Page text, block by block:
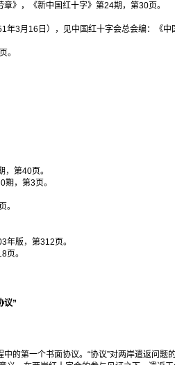
》，《新中国红十字》第24期，第30页。
年3月16日），见中国红十字会总会编：《中
。
第40页。
，第3页。
。
年版，第312页。
页。
议”
的第一个书面协议。“协议”对两岸遣返问题